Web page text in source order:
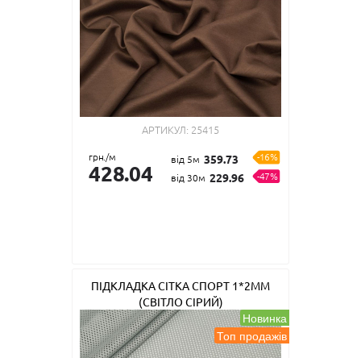
АРТИКУЛ: 25415
грн./м
428.04
від 5м 359.73
-16%
від 30м 229.96 -47%
ПІДКЛАДКА СІТКА СПОРТ 1*2ММ
(СВІТЛО СІРИЙ)
Новинка
Топ продажів